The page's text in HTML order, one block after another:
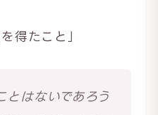
得たこと」
とはないであろう